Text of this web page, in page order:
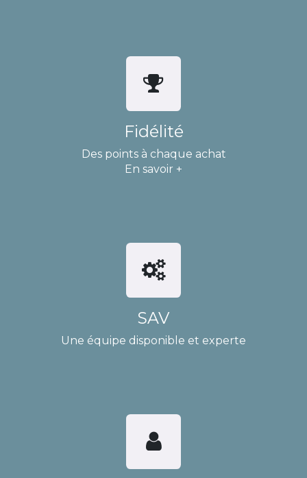
Fidélité
Des points à chaque achat
En savoir +
SAV
Une équipe disponible et experte